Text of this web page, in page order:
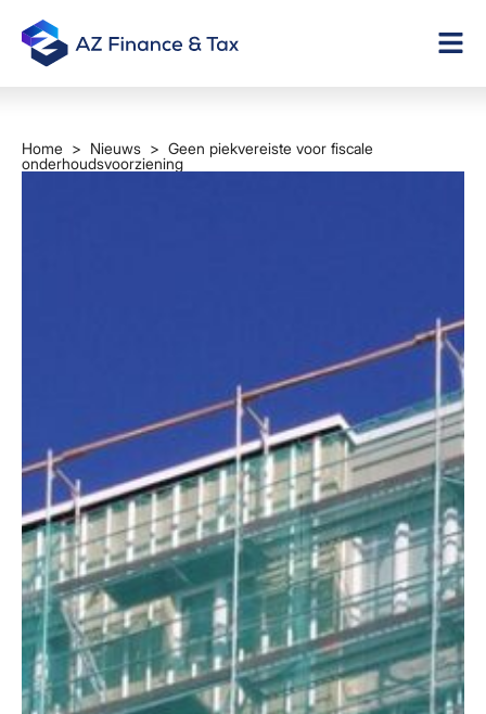
Home > Nieuws > Geen piekvereiste voor fiscale
onderhoudsvoorziening